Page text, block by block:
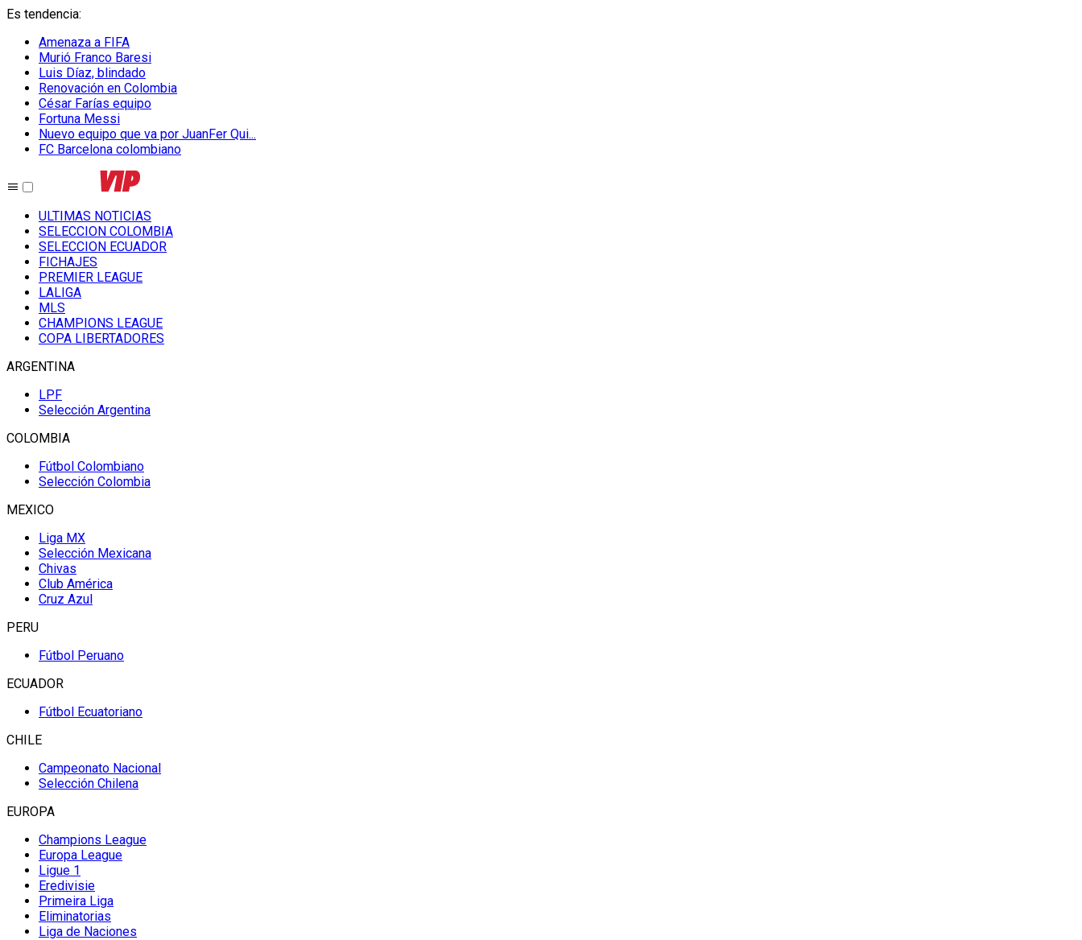
Es tendencia:
Amenaza a FIFA
Murió Franco Baresi
Luis Díaz, blindado
Renovación en Colombia
César Farías equipo
Fortuna Messi
Nuevo equipo que va por JuanFer Qui...
FC Barcelona colombiano
ULTIMAS NOTICIAS
SELECCION COLOMBIA
SELECCION ECUADOR
FICHAJES
PREMIER LEAGUE
LALIGA
MLS
CHAMPIONS LEAGUE
COPA LIBERTADORES
ARGENTINA
LPF
Selección Argentina
COLOMBIA
Fútbol Colombiano
Selección Colombia
MEXICO
Liga MX
Selección Mexicana
Chivas
Club América
Cruz Azul
PERU
Fútbol Peruano
ECUADOR
Fútbol Ecuatoriano
CHILE
Campeonato Nacional
Selección Chilena
EUROPA
Champions League
Europa League
Ligue 1
Eredivisie
Primeira Liga
Eliminatorias
Liga de Naciones